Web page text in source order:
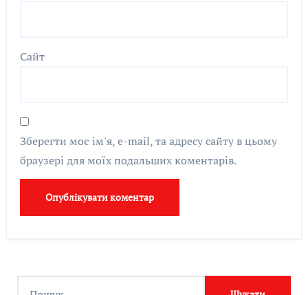
Сайт
Зберегти моє ім'я, e-mail, та адресу сайту в цьому
браузері для моїх подальших коментарів.